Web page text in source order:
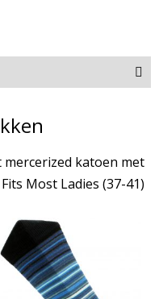
katoen met
Most Ladies (37-41)